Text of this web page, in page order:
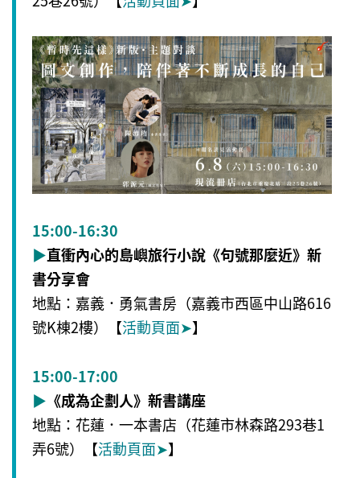
15:00-16:30
▶直衝內心的島嶼旅行小說《句號那麼近》新
書分享會
地點：嘉義．勇氣書房（嘉義市西區中山路616
號K棟2樓）【活動頁面➤】
15:00-17:00
▶ 《成為企劃人》新書講座
地點：花蓮．一本書店（花蓮市林森路293巷1
弄6號）【活動頁面➤】